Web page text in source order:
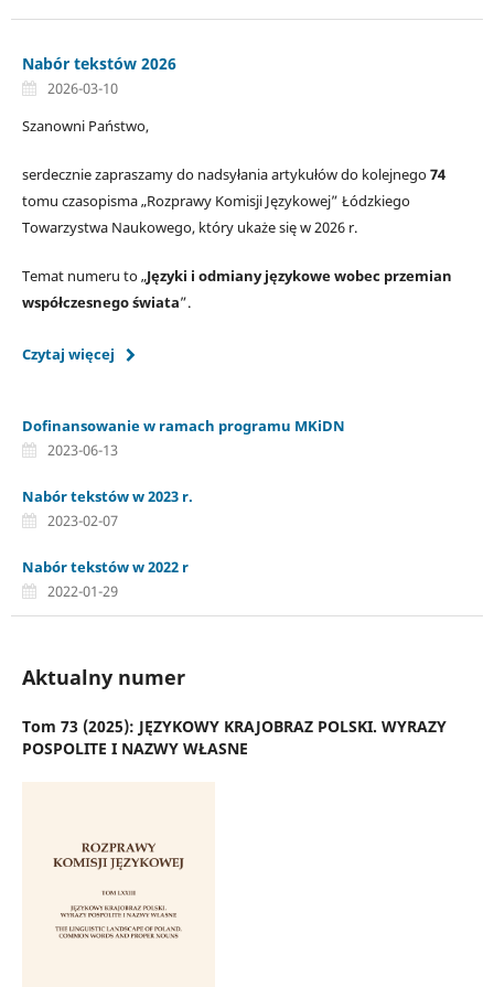
Nabór tekstów 2026
2026-03-10
Szanowni Państwo,
serdecznie zapraszamy do nadsyłania artykułów do kolejnego74
tomu czasopisma „Rozprawy Komisji Językowej” Łódzkiego
Towarzystwa Naukowego, który ukaże się w 2026 r.
Temat numeru to „Języki i odmiany językowe wobec przemian
współczesnego świata”.
Czytaj więcej
Dofinansowanie w ramach programu MKiDN
2023-06-13
Nabór tekstów w 2023 r.
2023-02-07
Nabór tekstów w 2022 r
2022-01-29
Aktualny numer
Tom 73 (2025): JĘZYKOWY KRAJOBRAZ POLSKI. WYRAZY
POSPOLITE I NAZWY WŁASNE